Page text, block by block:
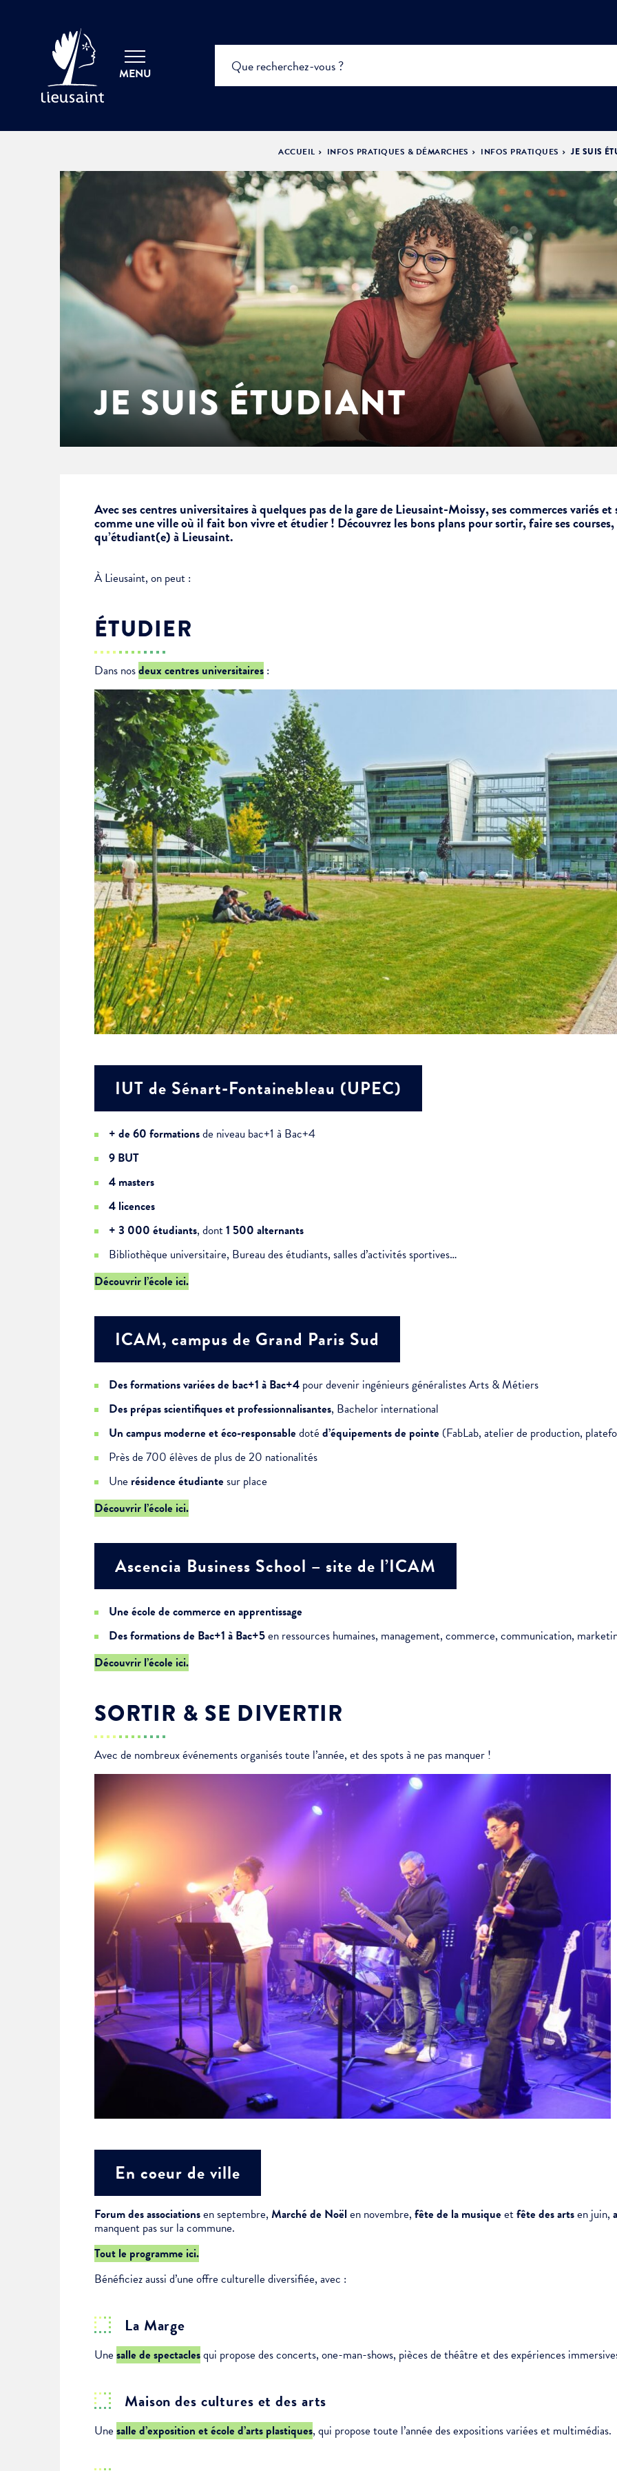
MENU
INFOS
PRATIQUES &
DÉMARCHES
Enfance & jeunesse
Cadre de vie
Culture
Solidarité
Annuaires & carte interactive
Je suis senior
Je suis étudiant
Logement
État-civil & papiers
Location de salles
Urbanisme
ACTUALITÉS &
ÉVÈNEMENTS
LA VILLE
Élus du conseil municipal
Séances du Conseil municipal
Actes administratifs
Ville bienveillante
Ville éducative
Ville écologique
DÉMOCRATIE
PARTICIPATIVE
ACCUEIL INFOS PRATIQUES & DÉMARCHES INFOS PRATIQUES JE SUIS
JE SUIS ÉTUDIANT
Avec ses centres universitaires à quelques pas de la gare de Lieusaint-Moissy, ses commerces variés
comme une ville où il fait bon vivre et étudier ! Découvrez les bons plans pour sortir, faire ses
qu’étudiant(e) à Lieusaint.
À Lieusaint, on peut :
ÉTUDIER
Dans nosdeux centres universitaires :
IUT de Sénart-Fontainebleau (UPEC)
+ de 60 formationsde niveau bac+1 à Bac+4
9 BUT
4 masters
4 licences
+ 3 000 étudiants, dont1 500 alternants
Bibliothèque universitaire, Bureau des étudiants, salles d’activités sportives…
Découvrir l’école ici.
ICAM, campus de Grand Paris Sud
Des formations variées de bac+1 à Bac+4 pour devenir ingénieurs généralistes Arts & Métiers
Des prépas scientifiques et professionnalisantes, Bachelor international
Un campus moderne et éco-responsabledoté d’équipements de pointe (FabLab, atelier de production,
Près de 700 élèves de plus de 20 nationalités
Une résidence étudiantesur place
Découvrir l’école ici.
Ascencia Business School – site de l’ICAM
Une école de commerce en apprentissage
Des formations de Bac+1 à Bac+5en ressources humaines, management, commerce, communication,
Découvrir l’école ici.
SORTIR & SE DIVERTIR
Avec de nombreux événements organisés toute l’année, et des spots à ne pas manquer !
En coeur de ville
Forum des associationsen septembre, Marché de Noëlen novembre, fête de la musiqueetfête des artsen juin,
manquent pas sur la commune.
Tout le programme ici.
Bénéficiez aussi d’une offre culturelle diversifiée, avec :
La Marge
Une salle de spectaclesqui propose des concerts, one-man-shows, pièces de théâtre et des expériences
Maison des cultures et des arts
Une salle d’exposition et école d’arts plastiques, qui propose toute l’année des expositions variées et multimédias.
Choisissez votre abonnement :
Alertes Mail
Newsletter Sport et Vie associative